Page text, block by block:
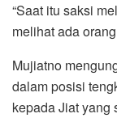
“Saat itu saksi
melihat ada
Mujiatno
dalam posisi
kepada Jiat yang